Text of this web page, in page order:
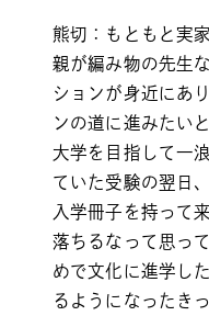
熊切：もともと実
親が編み物の先生
ションが身近にあ
ンの道に進みたい
大学を目指して一
ていた受験の翌日
入学冊子を持って
落ちるなって思っ
めで文化に進学し
るようになったき